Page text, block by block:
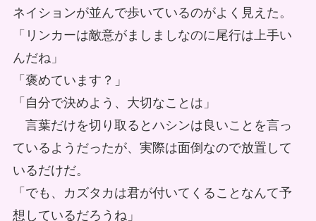
ネイションが並んで歩いているのがよく見えた。
「リンカーは敵意がましましなのに尾行は上手い
んだね」
「褒めています？」
「自分で決めよう、大切なことは」
言葉だけを切り取るとハシンは良いことを言っ
ているようだったが、実際は面倒なので放置して
いるだけだ。
「でも、カズタカは君が付いてくることなんて予
想しているだろうね」